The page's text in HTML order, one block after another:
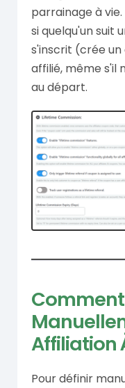
parrainage à
si quelqu'un suit
s'inscrit (crée
affilié, même s'il
au départ.
Affiliation
Pour définir